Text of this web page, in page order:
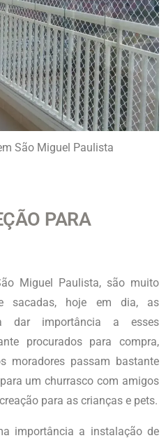
São Miguel Paulista
PARA
Miguel Paulista, são muito
sacadas, hoje em dia, as
dar importância a esses
procurados para compra,
moradores passam bastante
um churrasco com amigos
para as crianças e pets.
importância a instalação de